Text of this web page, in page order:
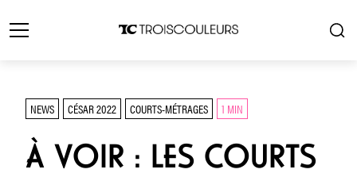
NEWS CÉSAR 2022 COURTS-MÉTRAGES 1 MIN
À VOIR : LES COURTS